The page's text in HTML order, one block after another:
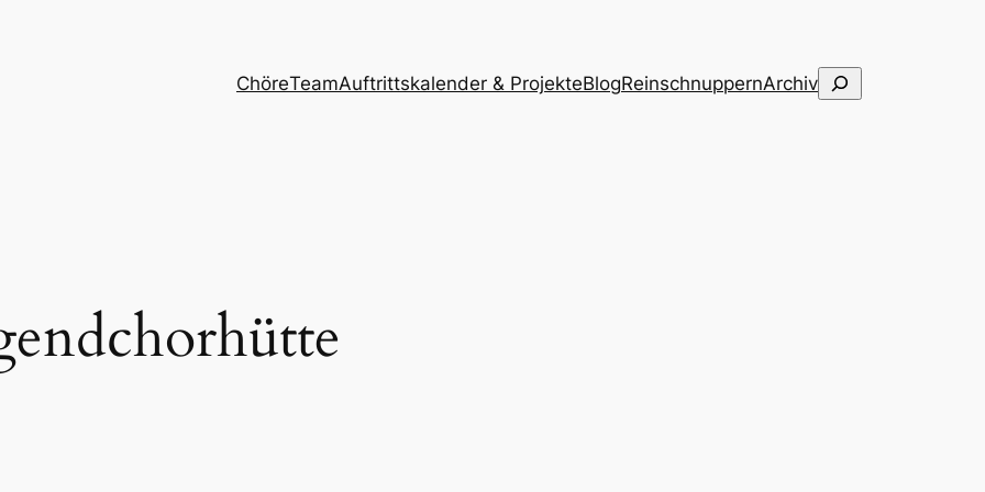
ChöreTeamAuftrittskalender & ProjekteBlogReinschnuppernArchivSuchen